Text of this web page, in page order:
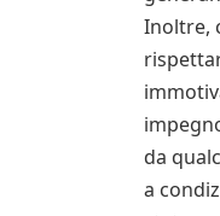
Inoltre,
da
a